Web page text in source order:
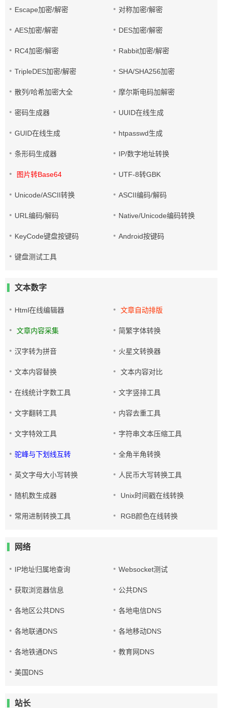
Escape加密/解密 对称加密/解密
AES加密/解密 DES加密/解密
RC4加密/解密 Rabbit加密/解密
TripleDES加密/解密 SHA/SHA256加密
散列/哈希加密大全 摩尔斯电码加解密
密码生成器 UUID在线生成
GUID在线生成 htpasswd生成
条形码生成器 IP/数字地址转换
图片转Base64 UTF-8转GBK
Unicode/ASCII转换 ASCII编码/解码
URL编码/解码 Native/Unicode编码转换
KeyCode键盘按键码 Android按键码
键盘测试工具
文本数字
Html在线编辑器 文章自动排版
文章内容采集 简繁字体转换
汉字转为拼音 火星文转换器
文本内容替换 文本内容对比
在线统计字数工具 文字竖排工具
文字翻转工具 内容去重工具
文字特效工具 字符串文本压缩工具
驼峰与下划线互转 全角半角转换
英文字母大小写转换 人民币大写转换工具
随机数生成器 Unix时间戳在线转换
常用进制转换工具 RGB颜色在线转换
网络
IP地址归属地查询 Websocket测试
获取浏览器信息 公共DNS
各地区公共DNS 各地电信DNS
各地联通DNS 各地移动DNS
各地铁通DNS 教育网DNS
美国DNS
站长